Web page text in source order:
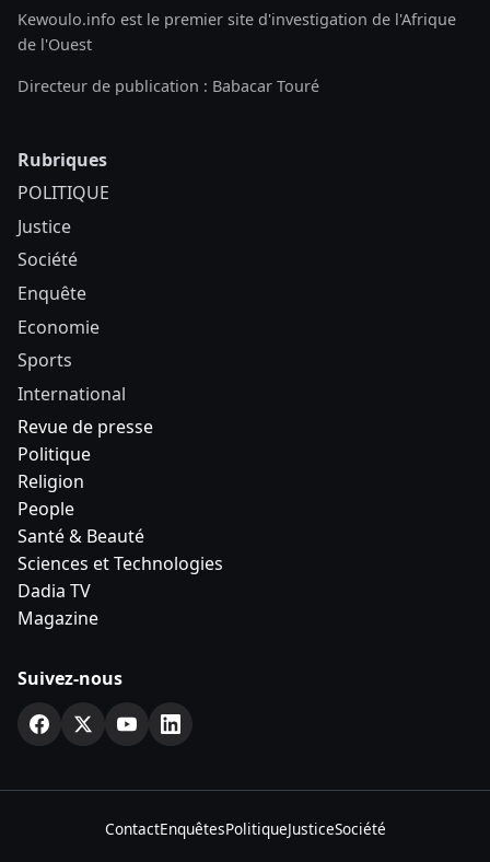
Kewoulo.info est le premier site d'investigation de l'Afrique
de l'Ouest
Directeur de publication : Babacar Touré
Rubriques
POLITIQUE
Justice
Société
Enquête
Economie
Sports
International
Revue de presse
Politique
Religion
People
Santé & Beauté
Sciences et Technologies
Dadia TV
Magazine
Suivez-nous
ContactEnquêtesPolitiqueJusticeSociété